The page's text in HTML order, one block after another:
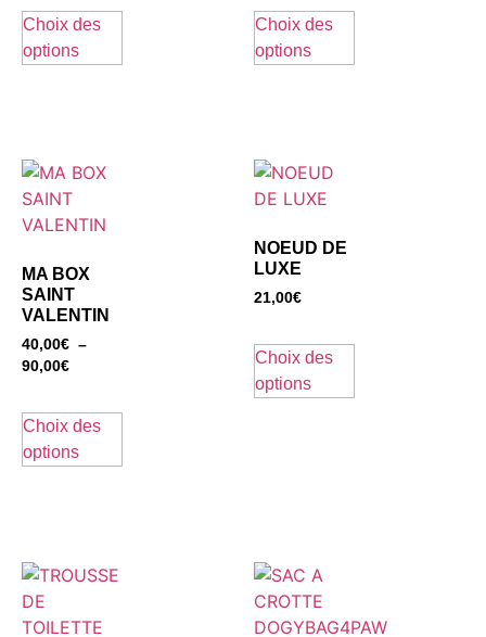
Choix des
options
Choix des
options
MA BOX
SAINT
VALENTIN
40,00€ –
90,00€
Choix des
options
NOEUD DE
LUXE
21,00€
Choix des
options